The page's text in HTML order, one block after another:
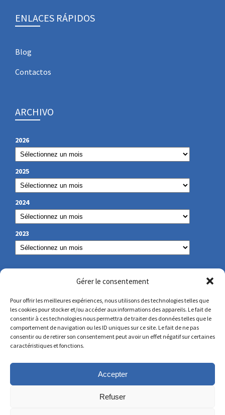
Gérer le consentement
Pour offrir les meilleures expériences, nous utilisons des technologies telles que
les cookies pour stocker et/ou accéder aux informations des appareils. Le fait de
consentir à ces technologies nous permettra de traiter des données telles que le
comportement de navigation ou les ID uniques sur ce site. Le fait de ne pas
consentir ou de retirer son consentement peut avoir un effet négatif sur certaines
caractéristiques et fonctions.
Accepter
Refuser
ENLACES RÁPIDOS
Blog
Contactos
ARCHIVO
2026
2025
2024
2023
NUESTROS DATOS DE CONTACTO
secretariat@lamennais.org
protectionenfance@lamennais.org